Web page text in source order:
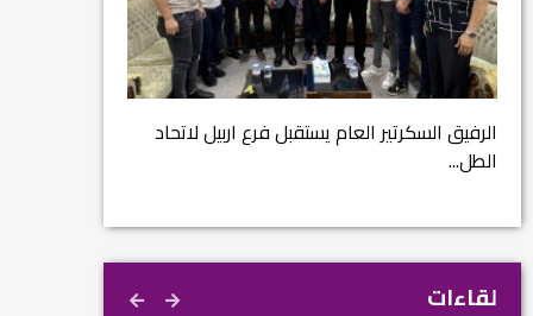
الرفيق السكرتير العام يستقبل فرع اربيل لاتحاد
الطل...
لقاءات